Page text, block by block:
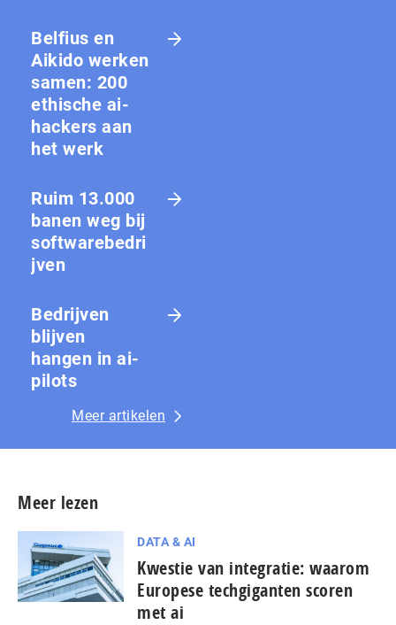
Belfius en
Aikido werken
samen: 200
ethische ai-
hackers aan
het werk
Ruim 13.000
banen weg bij
softwarebedri
jven
Bedrijven
blijven
hangen in ai-
pilots
Meer artikelen
Meer lezen
DATA & AI
Kwestie van integratie: waarom
Europese techgiganten scoren
met ai